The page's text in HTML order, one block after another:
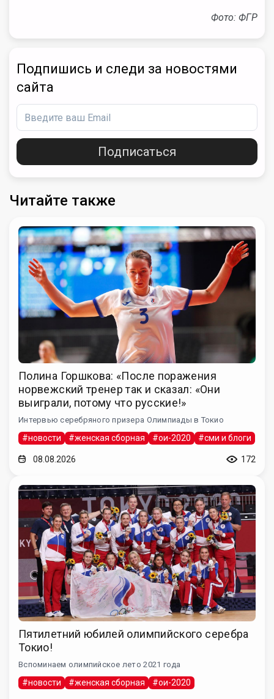
Фото: ФГР
Подпишись и следи за новостями
сайта
Подписаться
Читайте также
Полина Горшкова: «После поражения
норвежский тренер так и сказал: «Они
выиграли, потому что русские!»
Интервью серебряного призера Олимпиады в Токио
#новости #женская сборная #ои-2020 #сми и блоги
08.08.2026 172
Пятилетний юбилей олимпийского серебра
Токио!
Вспоминаем олимпийское лето 2021 года
#новости #женская сборная #ои-2020